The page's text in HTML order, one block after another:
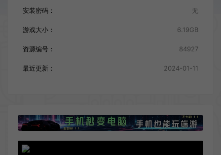
安装密码： 无
游戏大小： 6.19GB
资源编号： 84927
最近更新： 2024-01-11